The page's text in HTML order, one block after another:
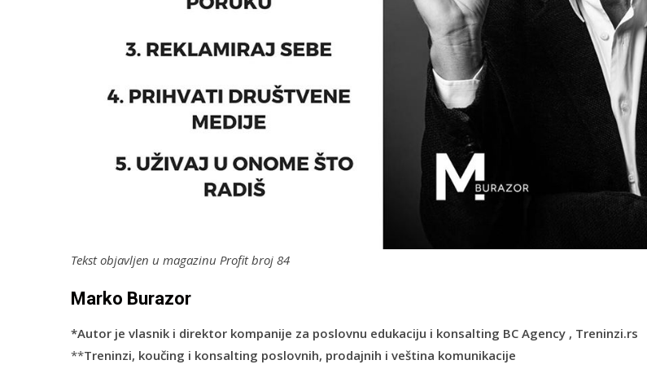
Tekst objavljen u magazinu Profit broj 84
Marko Burazor
*Autor je vlasnik i direktor kompanije za poslovnu edukaciju i konsalting BC Agency , Treninzi.rs
**Treninzi, koučing i konsalting poslovnih, prodajnih i veština komunikacije